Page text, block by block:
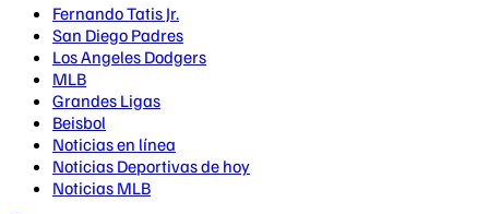
Fernando Tatis Jr.
San Diego Padres
Los Angeles Dodgers
MLB
Grandes Ligas
Beisbol
Noticias en línea
Noticias Deportivas de hoy
Noticias MLB